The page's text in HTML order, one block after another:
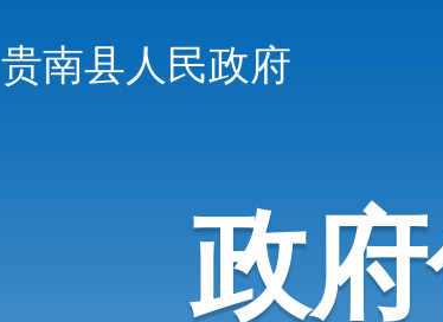
贵南县人民政府
政